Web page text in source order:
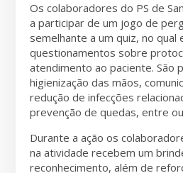
Os colaboradores do PS de
a participar de um jogo de
semelhante a um quiz, no qual
questionamentos sobre
atendimento ao paciente. São
higienização das mãos,
redução de infecções
prevenção de quedas, entre
Durante a ação os
na atividade recebem um
reconhecimento, além de